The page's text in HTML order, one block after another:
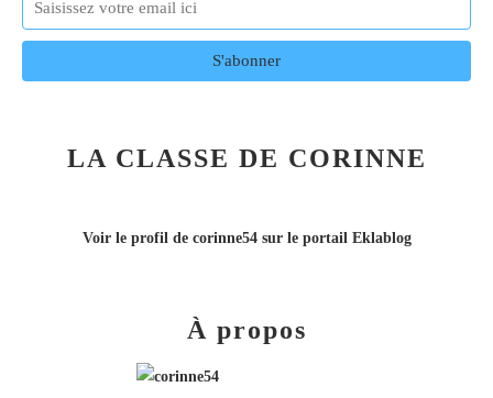
LA CLASSE DE CORINNE
Voir le profil de corinne54sur le portail Eklablog
À propos